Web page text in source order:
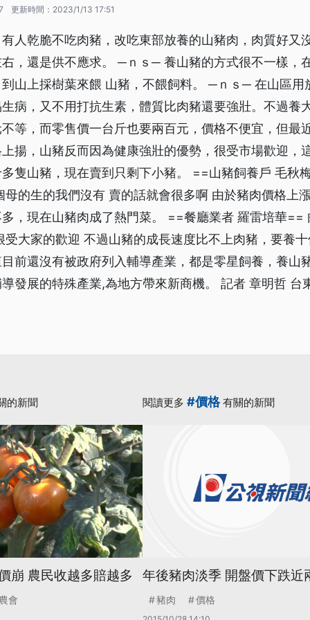
更新時間： 2023/1/13 17:51
人乾脆不吃肉豬，改吃東部放養的山豬肉，肉質好又
，還是供不應求。 ─ｎｓ─ 養山豬的方式很不一樣，
山上採樹葉來餵 山豬，不餵飼料。 ─ｎｓ─ 在山區用
病，又不用打抗生素，體質比肉豬還要強壯。不過養
等，而零售價一台斤也要兩百元，價格不便宜，但最
揚，山豬反而因為健康強壯的優勢，很受市場歡迎，
隻山豬，現在賣到只剩下小豬。 ==山豬飼養戶 毛秋
母的生的我們沒有 賣的話就會很多啊 由於豬肉價格上
，現在山豬肉成了熱門菜。 ==餐廳業者 羅雷培華==
受大家的歡迎 不過山豬的成長速度比不上肉豬，要養
前還沒有被政府列入輔導產業，都是零星飼養，養山
發展的特殊產業,為地方帶來新商機。 記者 章明哲 台
的新聞
崩 農民收越多賠越多
會
閱讀更多 #價格有關的新聞
年後豬肉淡季 開盤價下跌近
豬肉 價格